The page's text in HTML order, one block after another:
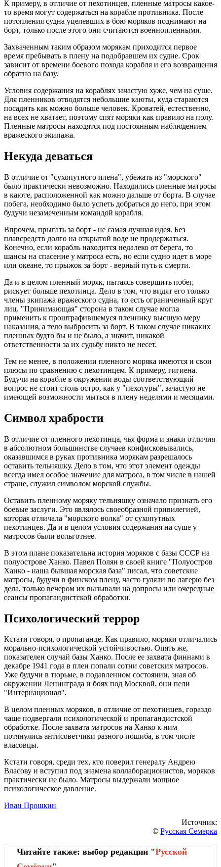
К примеру, в отличие от пехотинцев, пленные матросы какое-
то время могут содержаться на корабле противника. После
потопления судна уцелевших в бою моряков поднимают на
борт, только после этого они считаются военнопленными.
Захваченным таким образом морякам приходится первое
время пребывать в плену на подобравшем их судне. Срок
зависит от времени боевого похода корабля и его возвращения
обратно на базу.
Условия содержания на кораблях зачастую хуже, чем на суше.
Для пленников отводятся небольшие каюты, куда стараются
посадить как можно больше человек. Кроватей, естественно,
на всех не хватает, поэтому спят моряки как правило на полу.
Пленные матросы находятся под постоянным наблюдением
вражеского экипажа.
Некуда деваться
В отличие от "сухопутного плена", убежать из "морского"
было практически невозможно. Находились пленные матросы
в каюте, расположенной как можно дальше от борта. В случае
побега, необходимо было успеть добраться до него, при этом
будучи незамеченным командой корабля.
Впрочем, прыгать за борт - не самая лучшая идея. Без
плавсредств долго на открытой воде не продержаться.
Конечно, если корабль находится недалеко от берега, то
шансы на спасение у матроса есть, но если судно идет в море
или океане, то прыжок за борт - верный путь к смерти.
Да и в целом пленный моряк, пытаясь совершить побег,
рискует больше пехотинца. Дело в том, что видят его только
члены экипажа вражеского судна, то есть ограниченный круг
лиц. "Принимающая" сторона в таком случае могла
применить к проштрафившемуся пленнику высшую меру
наказания, а тело выбросить за борт. В таком случае никаких
пленных будто бы и не было, а значит, никакой
ответственности за их судьбу никто не несет.
Тем не менее, в положении пленного моряка имеются и свои
плюсы по сравнению с пехотинцем. К примеру, гигиена.
Будучи на корабле в окружении воды соответствующий
вопрос не стоит столь остро, как у "пехотуры", зачастую не
имеющей возможности мыться в плену неделями и месяцами.
Символ храбрости
В отличие от пленного пехотинца, чья форма и знаки отличия
в абсолютном большинстве случаев конфисковывались,
оказавшимся в руках противника морякам разрешалось
оставить тельняшку. Дело в том, что этот элемент одежды
всегда имел особое значение для матроса, в том числе в нашей
стране, служил символом морской службы.
Оставить пленному моряку тельняшку означало признать его
боевые заслуги. Это являлось своеобразной привилегией,
которая отличала "морского волка" от сухопутных
пехотинцев. Да и в целом условия содержания на суше у
матросов были вольготнее.
В этом плане показательна история моряков с базы СССР на
полуострове Ханко. Павел Полян в своей книге "Полуостров
Ханко - наша бывшая морская база" писал, что советские
матросы, будучи в финском плену, часто гуляли по лагерю без
дела, только вечером их вызывали на допросы или очередные
сеансы пропагандистской обработки.
Психологический террор
Кстати говоря, о пропаганде. Как правило, моряки отличались
морально-психологической устойчивостью. Опять же,
показателен случай базы Ханко. После ее захвата финнами в
декабре 1941 года в плен попали сотни советских матросов.
Уже будучи в тюрьме, в подавленном состоянии, зная об
окружении Ленинграда и боях под Москвой, они пели
"Интернационал".
В целом пленных моряков, в отличие от пехотинцев, гораздо
чаще подвергали психологической и пропагандистской
обработке. После захвата матросов на Ханко к ним
потянулись антисоветчики разного пошиба, в том числе
власовцы.
Кстати говоря, среди тех, кто поверил генералу Андрею
Власову и вступил под знамена коллаборационистов, моряков
практически не было. Матросы выдержали мощное
психологическое давление.
Иван Прошкин
Источник:
© Русская Семерка
Читайте также: выбор редакции "Русской